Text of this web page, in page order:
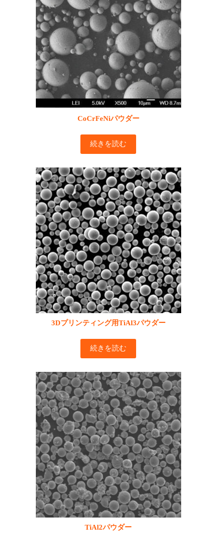
CoCrFeNiパウダー
続きを読む
3Dプリンティング用TiAl3パウダー
続きを読む
TiAl2パウダー